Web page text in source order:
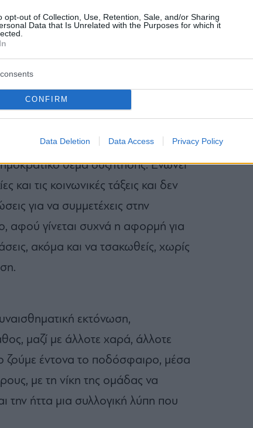
opt-out of Collection, Use, Retention, Sale, and/or Sharing
Data that Is Unrelated with the Purposes for which it
CONFIRM
Data Deletion Data Access Privacy Policy
με τι σκορ θα λήξει.
ποδόσφαιρο
των συναναστροφών μας,
τους δεσμός.
θέμα συζήτησης. Ενώνει
και τις κοινωνικές τάξεις και δεν
για να συμμετέχεις στην
αφού γίνεται συχνά η αφορμή για
ακόμα και να τσακωθείς, χωρίς
εκτόνωση,
μαζί με άλλοτε χαρά, άλλοτε
ζούμε έντονα το ποδόσφαιρο, μέσα
με τη νίκη της ομάδας να
την ήττα μια συλλογική λύπη που